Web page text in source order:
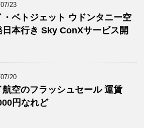
23
・ベトジェット ウドンタニー空
日本行き Sky ConXサービス開
20
航空のフラッシュセール 運賃
円なれど